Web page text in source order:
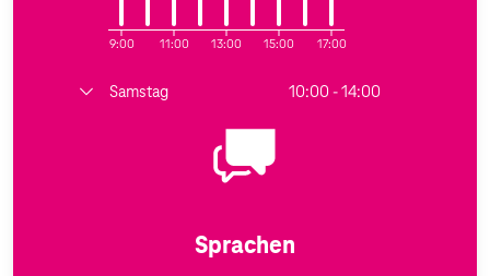
9:00 11:00 13:00 15:00 17:00
Samstag 10:00 - 14:00
Sprachen